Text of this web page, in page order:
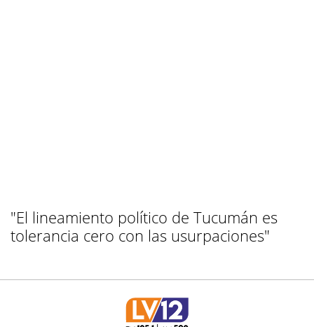
"El lineamiento político de Tucumán es
tolerancia cero con las usurpaciones"